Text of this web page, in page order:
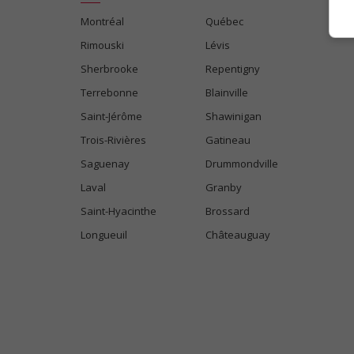
Montréal
Québec
Rimouski
Lévis
Sherbrooke
Repentigny
Terrebonne
Blainville
Saint-Jérôme
Shawinigan
Trois-Rivières
Gatineau
Saguenay
Drummondville
Laval
Granby
Saint-Hyacinthe
Brossard
Longueuil
Châteauguay